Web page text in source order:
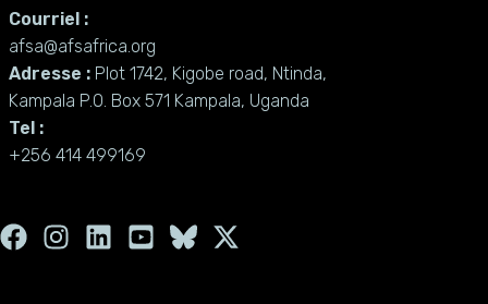
Courriel :
afsa@afsafrica.org
Adresse : Plot 1742, Kigobe road, Ntinda,
Kampala P.O. Box 571 Kampala, Uganda
Tel :
+256 414 499169
F
a
I
n
L
i
Y
o
X
-